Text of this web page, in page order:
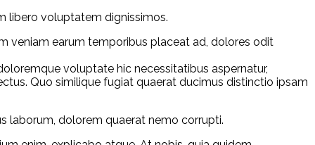
libero voluptatem dignissimos.
veniam earum temporibus placeat ad, dolores odit
voluptate hic necessitatibus aspernatur,
Quo similique fugiat quaerat ducimus distinctio ipsam
laborum, dolorem quaerat nemo corrupti.